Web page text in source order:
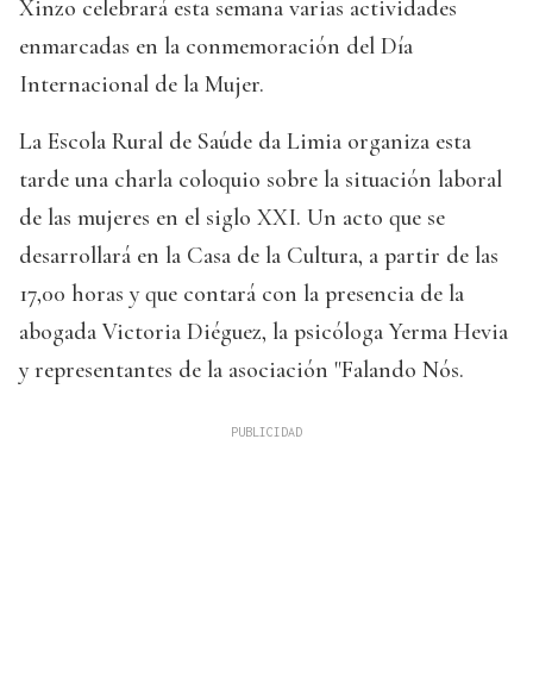
Xinzo celebrará esta semana varias actividades
enmarcadas en la conmemoración del Día
Internacional de la Mujer.
La Escola Rural de Saúde da Limia organiza esta
tarde una charla coloquio sobre la situación laboral
de las mujeres en el siglo XXI. Un acto que se
desarrollará en la Casa de la Cultura, a partir de las
17,00 horas y que contará con la presencia de la
abogada Victoria Diéguez, la psicóloga Yerma Hevia
y representantes de la asociación "Falando Nós.